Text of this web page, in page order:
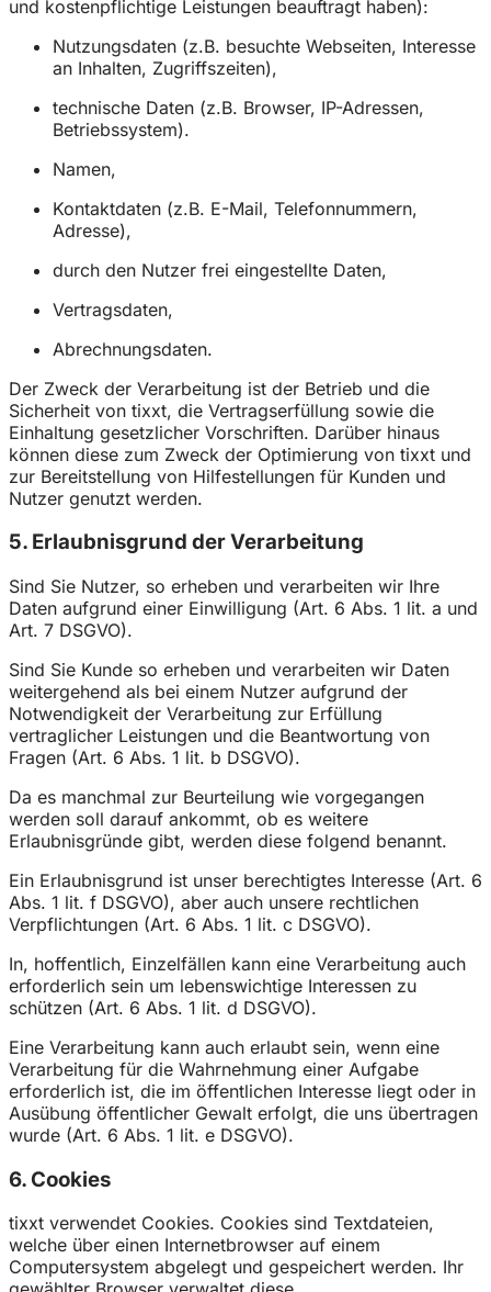
und kostenpflichtige Leistungen beauftragt haben):
Nutzungsdaten (z.B. besuchte Webseiten, Interesse
an Inhalten, Zugriffszeiten),
technische Daten (z.B. Browser, IP-Adressen,
Betriebssystem).
Namen,
Kontaktdaten (z.B. E-Mail, Telefonnummern,
Adresse),
durch den Nutzer frei eingestellte Daten,
Vertragsdaten,
Abrechnungsdaten.
Der Zweck der Verarbeitung ist der Betrieb und die
Sicherheit von tixxt, die Vertragserfüllung sowie die
Einhaltung gesetzlicher Vorschriften. Darüber hinaus
können diese zum Zweck der Optimierung von tixxt und
zur Bereitstellung von Hilfestellungen für Kunden und
Nutzer genutzt werden.
5. Erlaubnisgrund der Verarbeitung
Sind Sie Nutzer, so erheben und verarbeiten wir Ihre
Daten aufgrund einer Einwilligung (Art. 6 Abs. 1 lit. a und
Art. 7 DSGVO).
Sind Sie Kunde so erheben und verarbeiten wir Daten
weitergehend als bei einem Nutzer aufgrund der
Notwendigkeit der Verarbeitung zur Erfüllung
vertraglicher Leistungen und die Beantwortung von
Fragen (Art. 6 Abs. 1 lit. b DSGVO).
Da es manchmal zur Beurteilung wie vorgegangen
werden soll darauf ankommt, ob es weitere
Erlaubnisgründe gibt, werden diese folgend benannt.
Ein Erlaubnisgrund ist unser berechtigtes Interesse (Art. 6
Abs. 1 lit. f DSGVO), aber auch unsere rechtlichen
Verpflichtungen (Art. 6 Abs. 1 lit. c DSGVO).
In, hoffentlich, Einzelfällen kann eine Verarbeitung auch
erforderlich sein um lebenswichtige Interessen zu
schützen (Art. 6 Abs. 1 lit. d DSGVO).
Eine Verarbeitung kann auch erlaubt sein, wenn eine
Verarbeitung für die Wahrnehmung einer Aufgabe
erforderlich ist, die im öffentlichen Interesse liegt oder in
Ausübung öffentlicher Gewalt erfolgt, die uns übertragen
wurde (Art. 6 Abs. 1 lit. e DSGVO).
6. Cookies
tixxt verwendet Cookies. Cookies sind Textdateien,
welche über einen Internetbrowser auf einem
Computersystem abgelegt und gespeichert werden. Ihr